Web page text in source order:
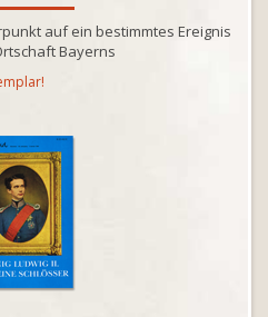
auf ein bestimmtes Ereignis
Bayerns